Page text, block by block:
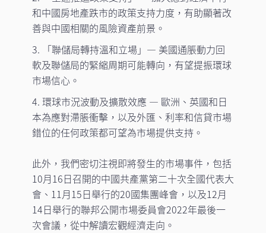
和中國房地產跌市的政策支持力度，有助顯著改
善與中國相關的風險資產前景。
3. 「聯儲局轉持溫和立場」— 美國通脹動力回
軟及聯儲局的緊縮周期可能轉向，有望提振環球
市場信心。
4. 環球市況波動及擴散效應 — 歐洲、英國和日
本為應對滯脹衝擊，以及外匯、利率和信貸市場
錯位的任何政策都可望為市場提供支持。
此外，我們密切注視即將發生的市場事件，包括
10月16日召開的中國共產黨第二十次全國代表大
會、11月15日舉行的20國集團峰會，以及12月
14日舉行的聯邦公開市場委員會2022年最後一
次會議，從中解讀宏觀經濟走向。